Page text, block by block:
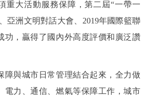
大活動服務保障，第二屆“一帶一
亞洲文明對話大會、2019年國際籃聯
功，贏得了國內外高度評價和廣泛讚
與城市日常管理結合起來，全力做
電力、通信、燃氣等保障工作，城市